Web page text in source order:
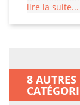
magnifique
iphone
tout ceci
lire la suite...
8